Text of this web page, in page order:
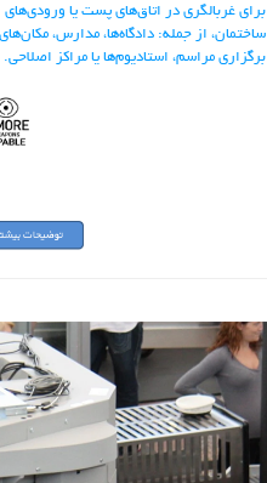
برای غربالگری در اتاق‌های پست یا ورودی‌های
ساختمان، از جمله: دادگاه‌ها، مدارس، مکان‌های
برگزاری مراسم، استادیوم‌ها یا مراکز اصلاحی.